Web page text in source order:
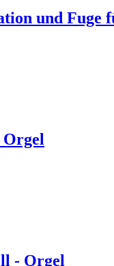
und Fuge
Orgel
- Orgel